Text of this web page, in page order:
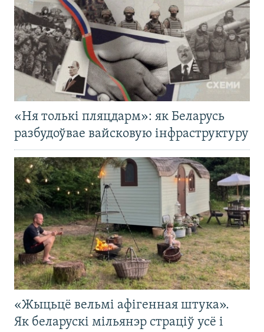
«Ня толькі пляцдарм»: як Беларусь
разбудоўвае вайсковую інфраструктуру
«Жыцьцё вельмі афігенная штука».
Як беларускі мільянэр страціў усё і